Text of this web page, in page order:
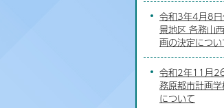
令和3年4月8
景地区 各務山
画の決定につい
令和2年11月
務原都市計画
について